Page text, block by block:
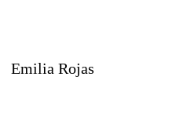
Emilia Rojas